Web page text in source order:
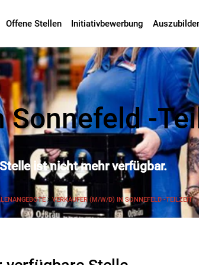
Offene Stellen Initiativbewerbung
-
ist nicht mehr verfügbar.
VERKÄUFER (M/W/D) IN SONNEFELD -TEILZEIT